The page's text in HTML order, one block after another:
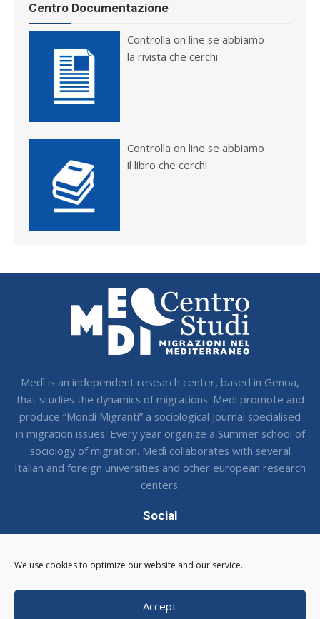
We use cookies to optimize our website and our service.
Accept
Centro Documentazione
Controlla on line se abbiamo
la rivista che cerchi
Controlla on line se abbiamo
il libro che cerchi
Medì is an independent research center, based in Genoa,
that studies the dynamics of migrations. Medì promote and
produce “Mondi Migranti” a sociological journal specialised
in migration issues. Every year organize a Summer school of
sociology of migration. Medì collaborates with several
Italian and foreign universities and other european research
centers.
Social